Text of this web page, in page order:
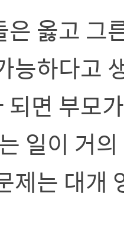
은 옳고 그
능하다고
되면 부모
일이 거
제는 대개